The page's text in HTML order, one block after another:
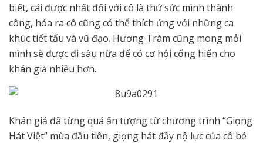
biết, cái được nhất đối với cô là thử sức mình thành
công, hóa ra cô cũng có thể thích ứng với những ca
khúc tiết tấu và vũ đạo. Hương Tràm cũng mong mỏi
mình sẽ được đi sâu nữa để có cơ hội cống hiến cho
khán giả nhiều hơn.
Khán giả đã từng quá ấn tượng từ chương trình “Giọng
Hát Việt” mùa đầu tiên, giọng hát đầy nộ lực của cô bé